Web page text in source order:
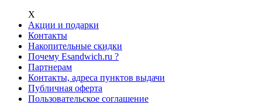
Х
Акции и подарки
Контакты
Накопительные скидки
Почему Esandwich.ru ?
Партнерам
Контакты, адреса пунктов выдачи
Публичная оферта
Пользовательское соглашение